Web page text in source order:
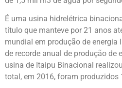
É uma usina hidrelétrica
título que manteve por 21 anos
mundial em produção de energia
de recorde anual de produção de
usina de Itaipu Binacional
total, em 2016, foram produzidos